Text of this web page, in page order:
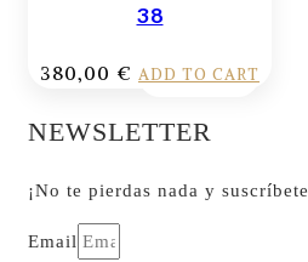
38
380,00 € ADD TO CART
NEWSLETTER
¡No te pierdas nada y
Email